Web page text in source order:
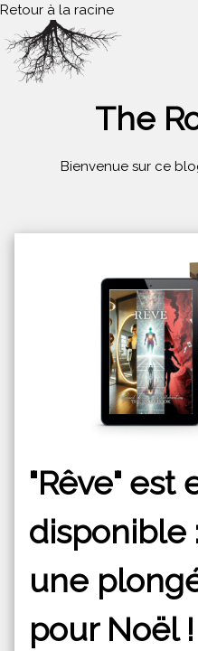
Retour à la racine
The
Bienvenue sur ce
"Rêve" est
disponible
une
pour Noël !